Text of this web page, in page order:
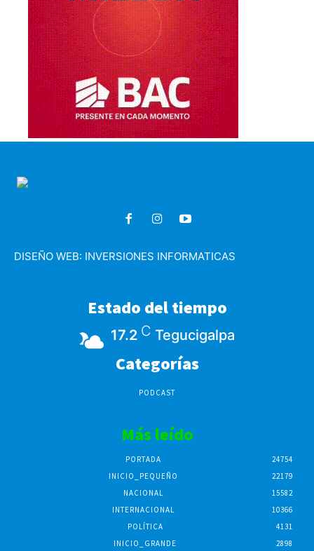
DISEÑO WEB: INVERSIONES INFORMATICAS
Estado del tiempo
17.2 C Tegucigalpa
Categorías
PODCAST
Más leído
PORTADA
24754
INICIO_PEQUEÑO
22179
NACIONAL
15582
INTERNACIONAL
10366
POLÍTICA
4131
INICIO_GRANDE
2898